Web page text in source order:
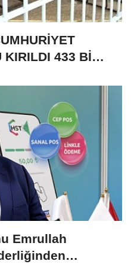
KIRILDI 433 BİN
Emrullah